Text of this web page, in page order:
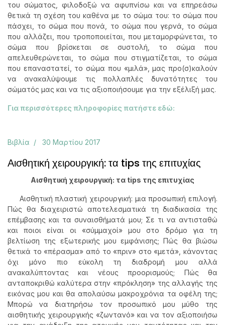
του σώματος, φιλοδοξώ να αφυπνίσω και να επηρεάσω
θετικά τη σχέση του καθένα με το σώμα του: το σώμα που
πάσχει, το σώμα που πονά, το σώμα που γερνά, το σώμα
που αλλάζει, που τροποποιείται, που μεταμορφώνεται, το
σώμα που βρίσκεται σε συστολή, το σώμα που
απελευθερώνεται, το σώμα που στιγματίζεται, το σώμα
που επαναστατεί, το σώμα που «μιλά», μας προ(σ)καλούν
να ανακαλύψουμε τις πολλαπλές δυνατότητες του
σώματός μας και να τις αξιοποιήσουμε για την εξέλιξή μας.
Για περισσότερες πληροφορίες πατήστε εδώ:
Αισθητική χειρουργική: τα tips της επιτυχίας
Βιβλία 30 Μαρτίου 2017
Αισθητική χειρουργική: τα tips της επιτυχίας
Αισθητική πλαστική χειρουργική: μια προσωπική επιλογή.
Πώς θα διαχειριστώ αποτελεσματικά τη διαδικασία της
επέμβασης και τα συναισθήματά μου; Σε τι να αντισταθώ
και ποιοι είναι οι «σύμμαχοί» μου στο δρόμο για τη
βελτίωση της εξωτερικής μου εμφάνισης; Πώς θα βιώσω
θετικά το «πέρασμα» από το «πριν» στο «μετά», κάνοντας
όχι μόνο πιο εύκολη τη διαδρομή μου αλλά
ανακαλύπτοντας και νέους προορισμούς; Πώς θα
ανταποκριθώ καλύτερα στην «πρόκληση» της αλλαγής της
εικόνας μου και θα απολαύσω μακροχρόνια τα οφέλη της;
Μπορώ να διατηρήσω τον προσωπικό μου μύθο της
αισθητικής χειρουργικής «ζωντανό» και να τον αξιοποιήσω